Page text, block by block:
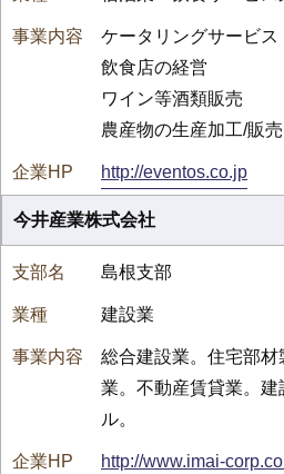
ケータリングサービス
飲食店の経営
ワイン等酒類販売
農産物の生産加工/販売
http://eventos.co.jp
今井産業株式会社
島根支部
建設業
総合建設業。住宅部材
業。不動産賃貸業。
ル。
http://www.imai-